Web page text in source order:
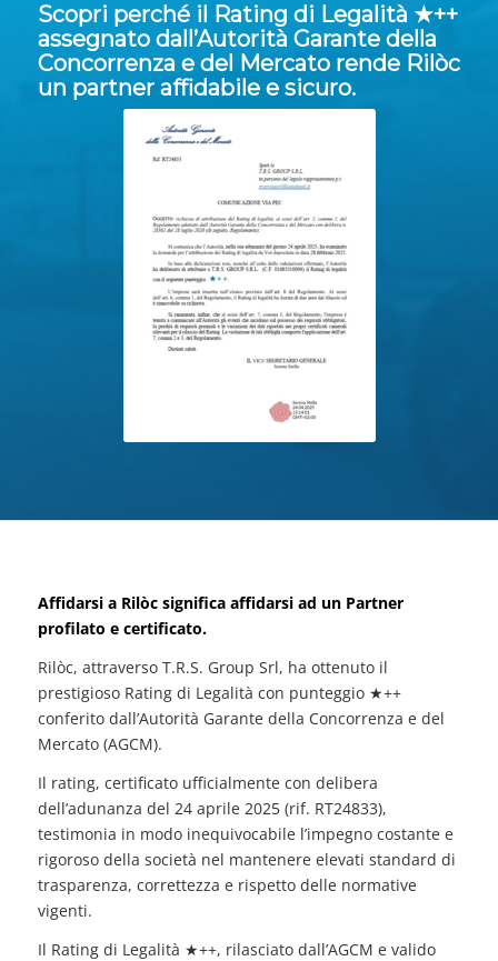
Scopri perché il Rating di Legalità ★++
assegnato dall’Autorità Garante della
Concorrenza e del Mercato rende Rilòc
un partner affidabile e sicuro.
Affidarsi a Rilòc significa affidarsi ad un Partner
profilato e certificato.
Rilòc, attraverso T.R.S. Group Srl, ha ottenuto il
prestigioso Rating di Legalità con punteggio ★++
conferito dall’Autorità Garante della Concorrenza e del
Mercato (AGCM).
Il rating, certificato ufficialmente con delibera
dell’adunanza del 24 aprile 2025 (rif. RT24833),
testimonia in modo inequivocabile l’impegno costante e
rigoroso della società nel mantenere elevati standard di
trasparenza, correttezza e rispetto delle normative
vigenti.
Il Rating di Legalità ★++, rilasciato dall’AGCM e valido